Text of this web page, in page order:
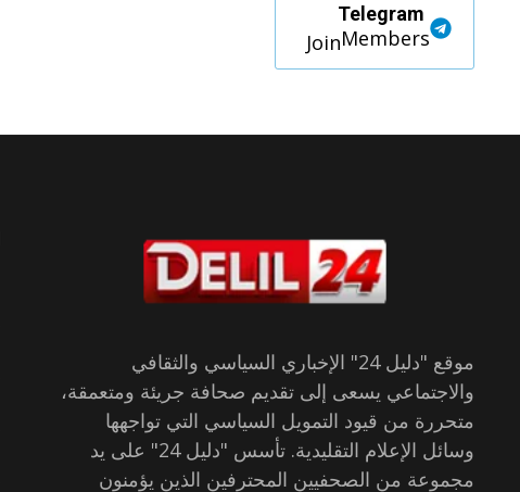
Telegram
Members
Join
موقع "دليل 24" الإخباري السياسي والثقافي
والاجتماعي يسعى إلى تقديم صحافة جريئة ومتعمقة،
متحررة من قيود التمويل السياسي التي تواجهها
وسائل الإعلام التقليدية. تأسس "دليل 24" على يد
مجموعة من الصحفيين المحترفين الذين يؤمنون